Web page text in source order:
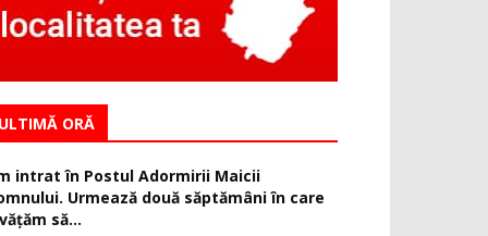
ULTIMĂ ORĂ
intrat în Postul Adormirii Maicii
Urmează două săptămâni în care
să...